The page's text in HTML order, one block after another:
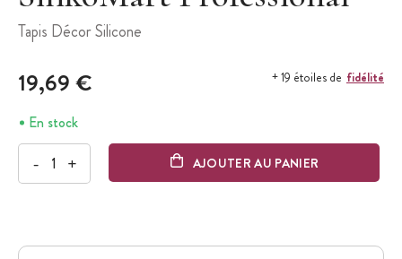
Tapis Décor Silicone
19,69 € + 19 étoiles de fidélité
En stock
- + AJOUTER AU PANIER